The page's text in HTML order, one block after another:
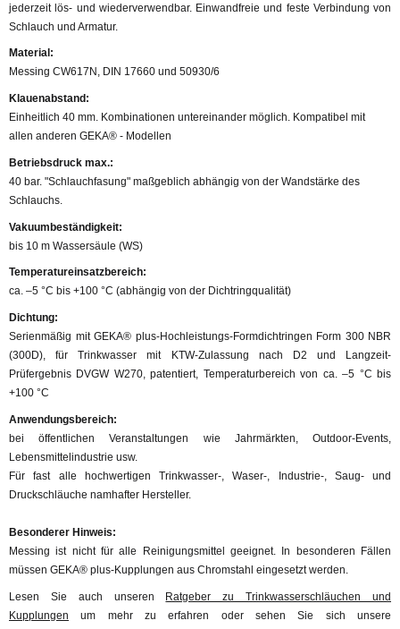
jederzeit lös- und wiederverwendbar. Einwandfreie und feste Verbindung von
Schlauch und Armatur.
Material:
Messing CW617N, DIN 17660 und 50930/6
Klauenabstand:
Einheitlich 40 mm. Kombinationen untereinander möglich. Kompatibel mit
allen anderen GEKA® - Modellen
Betriebsdruck max.:
40 bar. "Schlauchfasung" maßgeblich abhängig von der Wandstärke des
Schlauchs.
Vakuumbeständigkeit:
bis 10 m Wassersäule (WS)
Temperatureinsatzbereich:
ca. –5 °C bis +100 °C (abhängig von der Dichtringqualität)
Dichtung:
Serienmäßig mit GEKA® plus-Hochleistungs-Formdichtringen Form 300 NBR
(300D), für Trinkwasser mit KTW-Zulassung nach D2 und Langzeit-
Prüfergebnis DVGW W270, patentiert, Temperaturbereich von ca. –5 °C bis
+100 °C
Anwendungsbereich:
bei öffentlichen Veranstaltungen wie Jahrmärkten, Outdoor-Events,
Lebensmittelindustrie usw.
Für fast alle hochwertigen Trinkwasser-, Waser-, Industrie-, Saug- und
Druckschläuche namhafter Hersteller.
Besonderer Hinweis:
Messing ist nicht für alle Reinigungsmittel geeignet. In besonderen Fällen
müssen GEKA® plus-Kupplungen aus Chromstahl eingesetzt werden.
Lesen Sie auch unseren Ratgeber zu Trinkwasserschläuchen und
Kupplungen um mehr zu erfahren oder sehen Sie sich unsere